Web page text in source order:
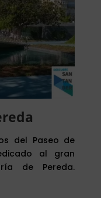
del Paseo de
al gran
de Pereda.